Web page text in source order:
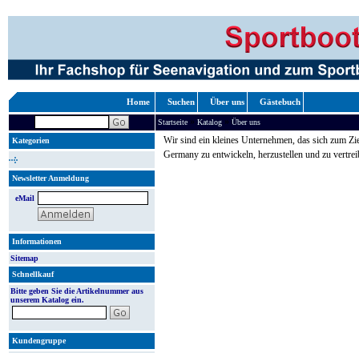
Home Suchen Über uns Gästebuch
Startseite » Katalog » Über uns
Kategorien
Newsletter Anmeldung
eMail
Informationen
Sitemap
Schnellkauf
Bitte geben Sie die Artikelnummer aus
unserem Katalog ein.
Kundengruppe
Wir sind ein kleines Unternehmen, das sich zum
Germany zu entwickeln, herzustellen und zu